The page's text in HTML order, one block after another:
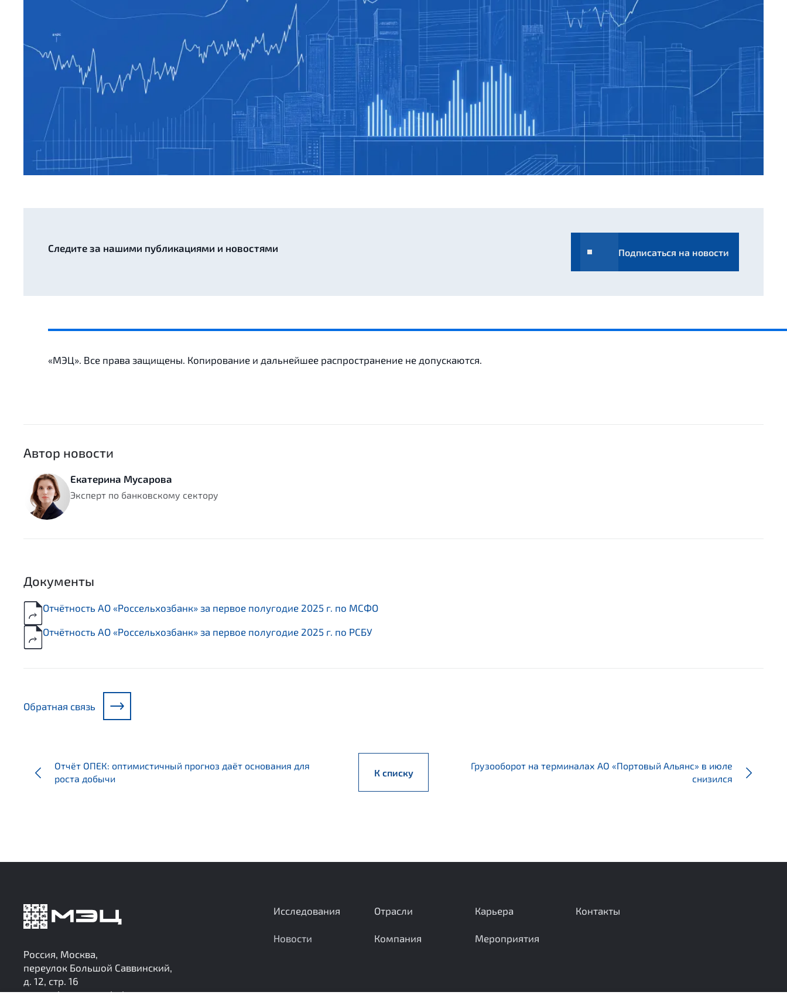
Следите за нашими публикациями и новостями Подписаться на новости
«МЭЦ». Все права защищены. Копирование и дальнейшее распространение не допускаются.
Автор новости
Екатерина Мусарова
Эксперт по банковскому сектору
Документы
Отчётность АО «Россельхозбанк» за первое полугодие 2025 г. по МСФО
Отчётность АО «Россельхозбанк» за первое полугодие 2025 г. по РСБУ
Обратная связь
Отчёт ОПЕК: оптимистичный прогноз даёт основания для
роста добычи
К списку
Грузооборот на терминалах АО «Портовый Альянс» в июле
снизился
Россия, Москва,
переулок Большой Саввинский,
д. 12, стр. 16
research@mec-analytics.ru
Исследования
Новости
Отрасли
Компания
Карьера
Мероприятия
Контакты